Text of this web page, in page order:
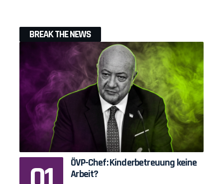
BREAK THE NEWS
ÖVP-Chef: Kinderbetreuung keine
Arbeit?